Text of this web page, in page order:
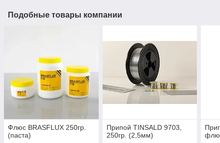
Подобные товары компании
Флюс BRASFLUX 250гр.
(паста)
Припой TINSALD 9703,
250гр. (2,5мм)